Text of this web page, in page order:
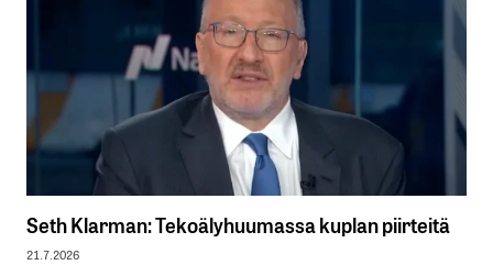
Seth Klarman: Tekoälyhuumassa kuplan piirteitä
21.7.2026